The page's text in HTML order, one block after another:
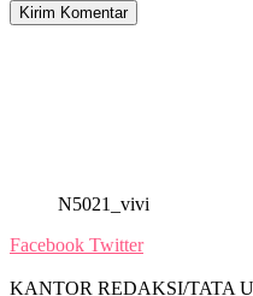
N5021_vivi
Facebook Twitter
KANTOR REDAKSI/TATA